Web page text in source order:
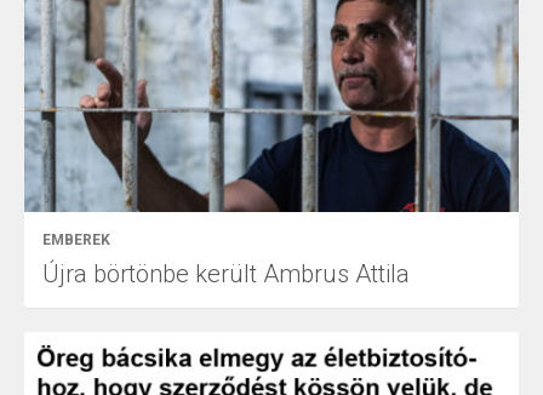
EMBEREK
Újra börtönbe került Ambrus Attila